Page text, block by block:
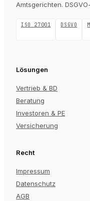
Amtsgerichten.
ISO 27001 DSGVO
Lösungen
Vertrieb & BD
Beratung
Investoren & PE
Versicherung
Recht
Impressum
Datenschutz
AGB